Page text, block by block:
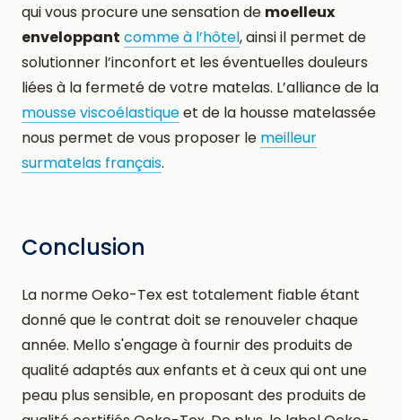
qui vous procure une sensation de moelleux
enveloppant comme à l’hôtel, ainsi il permet de
solutionner l’inconfort et les éventuelles douleurs
liées à la fermeté de votre matelas. L’alliance de la
mousse viscoélastiqueet de la housse matelassée
nous permet de vous proposer le meilleur
surmatelas français.
Conclusion
La norme Oeko-Tex est totalement fiable étant
donné que le contrat doit se renouveler chaque
année. Mello s'engage à fournir des produits de
qualité adaptés aux enfants et à ceux qui ont une
peau plus sensible, en proposant des produits de